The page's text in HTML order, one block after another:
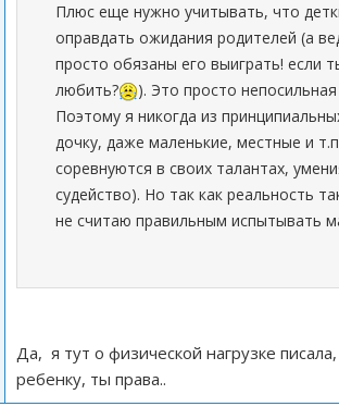
Плюс еще нужно учитывать, что
оправдать ожидания родителей (а
просто обязаны его выиграть! если
любить?
). Это просто
Поэтому я никогда из
дочку, даже маленькие, местные и
соревнуются в своих талантах,
судейство). Но так как реальность
не считаю правильным испытывать
Да, я тут о физической нагрузке
ребенку, ты права..